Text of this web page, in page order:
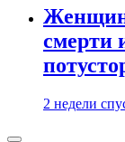
смерти
2 недели